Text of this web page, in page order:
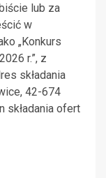
lub za
w
„Konkurs
r.”, z
składania
42-674
składania ofert